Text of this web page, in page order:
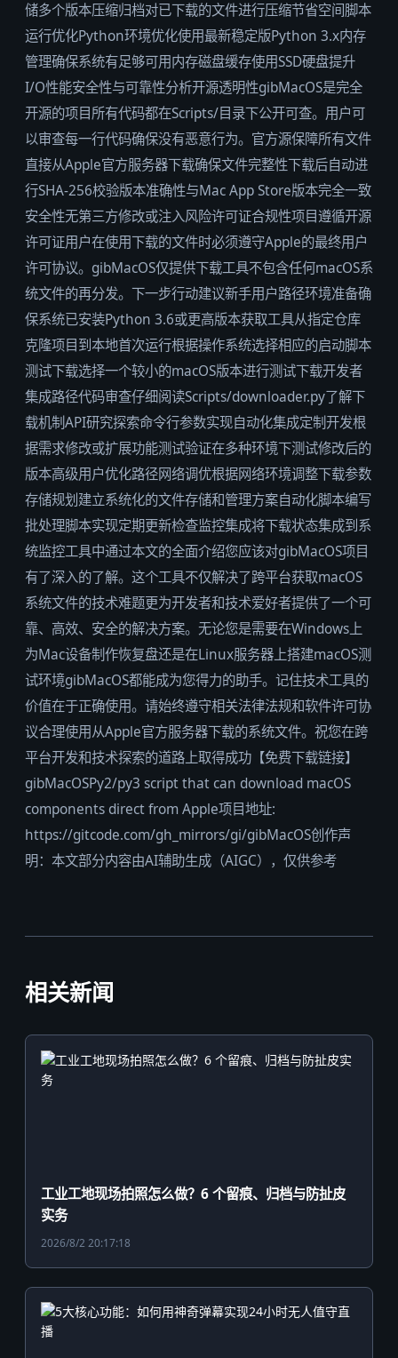
储多个版本压缩归档对已下载的文件进行压缩节省空间脚本
运行优化Python环境优化使用最新稳定版Python 3.x内存
管理确保系统有足够可用内存磁盘缓存使用SSD硬盘提升
I/O性能安全性与可靠性分析开源透明性gibMacOS是完全
开源的项目所有代码都在Scripts/目录下公开可查。用户可
以审查每一行代码确保没有恶意行为。官方源保障所有文件
直接从Apple官方服务器下载确保文件完整性下载后自动进
行SHA-256校验版本准确性与Mac App Store版本完全一致
安全性无第三方修改或注入风险许可证合规性项目遵循开源
许可证用户在使用下载的文件时必须遵守Apple的最终用户
许可协议。gibMacOS仅提供下载工具不包含任何macOS系
统文件的再分发。下一步行动建议新手用户路径环境准备确
保系统已安装Python 3.6或更高版本获取工具从指定仓库
克隆项目到本地首次运行根据操作系统选择相应的启动脚本
测试下载选择一个较小的macOS版本进行测试下载开发者
集成路径代码审查仔细阅读Scripts/downloader.py了解下
载机制API研究探索命令行参数实现自动化集成定制开发根
据需求修改或扩展功能测试验证在多种环境下测试修改后的
版本高级用户优化路径网络调优根据网络环境调整下载参数
存储规划建立系统化的文件存储和管理方案自动化脚本编写
批处理脚本实现定期更新检查监控集成将下载状态集成到系
统监控工具中通过本文的全面介绍您应该对gibMacOS项目
有了深入的了解。这个工具不仅解决了跨平台获取macOS
系统文件的技术难题更为开发者和技术爱好者提供了一个可
靠、高效、安全的解决方案。无论您是需要在Windows上
为Mac设备制作恢复盘还是在Linux服务器上搭建macOS测
试环境gibMacOS都能成为您得力的助手。记住技术工具的
价值在于正确使用。请始终遵守相关法律法规和软件许可协
议合理使用从Apple官方服务器下载的系统文件。祝您在跨
平台开发和技术探索的道路上取得成功【免费下载链接】
gibMacOSPy2/py3 script that can download macOS
components direct from Apple项目地址:
https://gitcode.com/gh_mirrors/gi/gibMacOS创作声
明：本文部分内容由AI辅助生成（AIGC），仅供参考
相关新闻
工业工地现场拍照怎么做？6 个留痕、归档与防扯皮
实务
2026/8/2 20:17:18